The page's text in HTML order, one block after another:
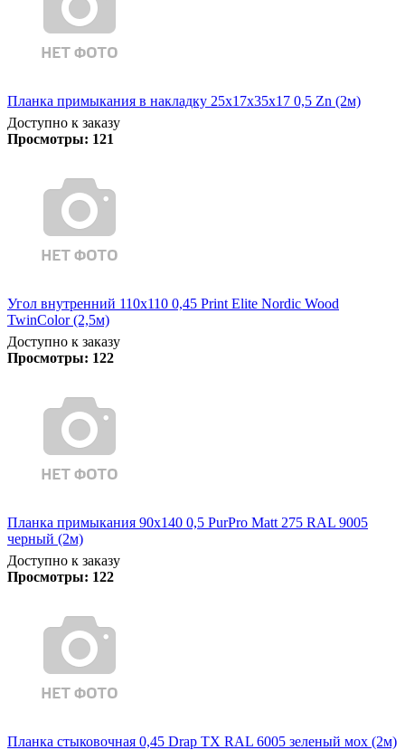
Планка примыкания в накладку 25х17х35х17 0,5 Zn (2м)
Доступно к заказу
Просмотры: 121
Угол внутренний 110х110 0,45 Print Elite Nordic Wood
TwinColor (2,5м)
Доступно к заказу
Просмотры: 122
Планка примыкания 90х140 0,5 PurPro Matt 275 RAL 9005
черный (2м)
Доступно к заказу
Просмотры: 122
Планка стыковочная 0,45 Drap TX RAL 6005 зеленый мох (2м)